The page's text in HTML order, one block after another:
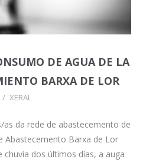
DE AGUA DE LA
BARXA DE LOR
/ XERAL
da rede de abastecemento de
Abastecemento Barxa de Lor
dos últimos días, a auga